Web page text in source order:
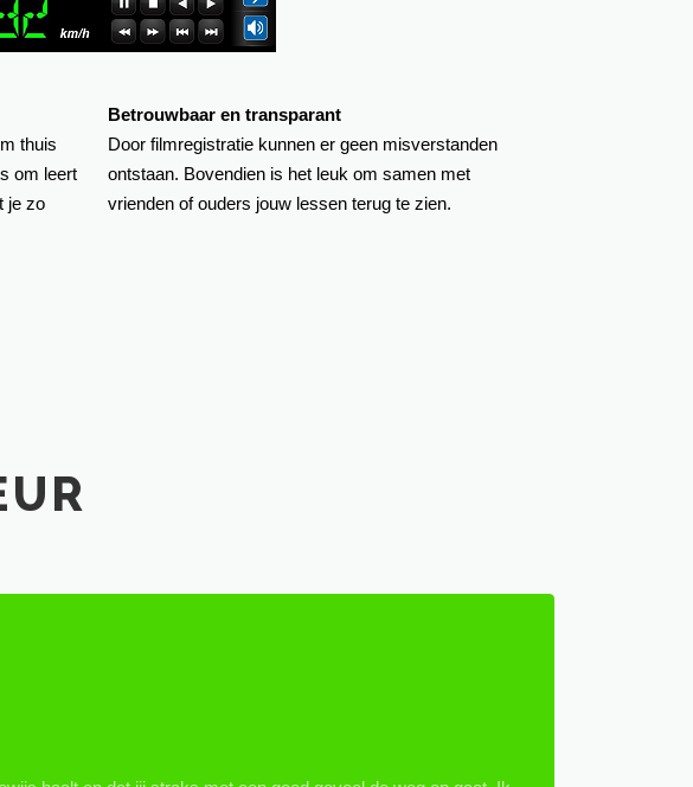
thuis
om leert
je zo
Betrouwbaar en transparant
Door filmregistratie kunnen er geen misverstanden
ontstaan. Bovendien is het leuk om samen met
vrienden of ouders jouw lessen terug te zien.